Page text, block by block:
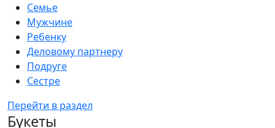
Семье
Мужчине
Ребенку
Деловому партнеру
Подруге
Сестре
Перейти в раздел
Букеты